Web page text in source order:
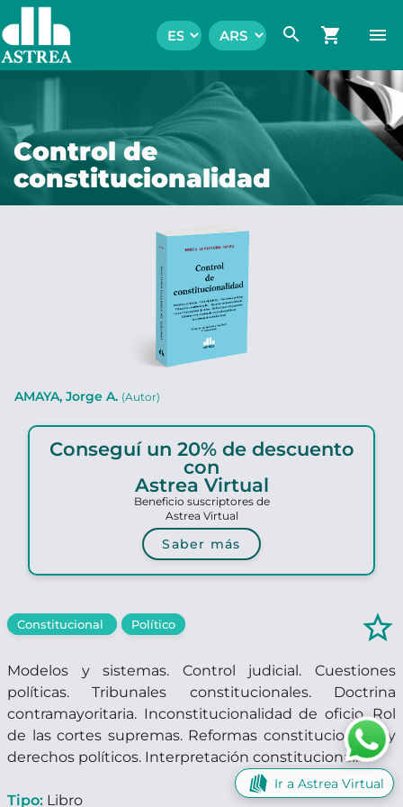
search shopping_cart menu
Control de
constitucionalidad
AMAYA, Jorge A. (Autor)
Conseguí un 20% de descuento
con
Astrea Virtual
Beneficio suscriptores de
Astrea Virtual
Saber más
Constitucional Político star_border
Modelos y sistemas. Control judicial. Cuestiones
políticas. Tribunales constitucionales. Doctrina
contramayoritaria. Inconstitucionalidad de oficio. Rol
de las cortes supremas. Reformas constitucionales y
derechos políticos. Interpretación constitucional.
Tipo: Libro
Ir a Astrea Virtual